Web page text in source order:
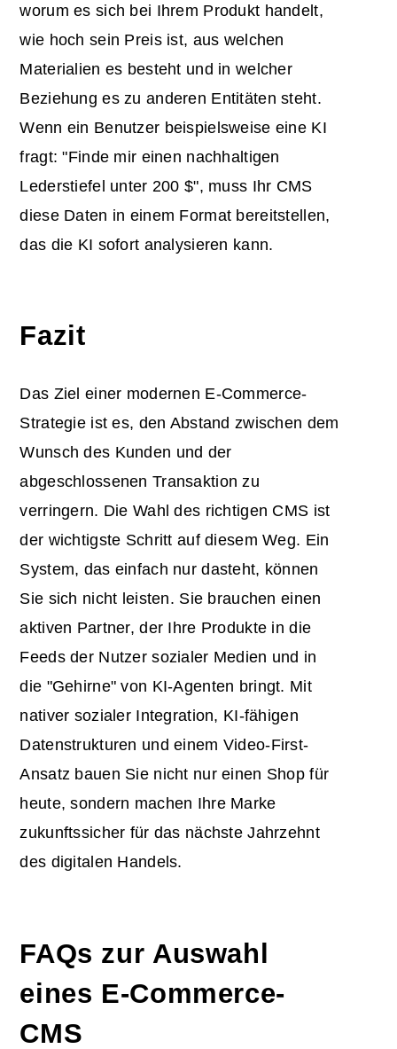
worum es sich bei Ihrem Produkt handelt,
wie hoch sein Preis ist, aus welchen
Materialien es besteht und in welcher
Beziehung es zu anderen Entitäten steht.
Wenn ein Benutzer beispielsweise eine KI
fragt: "Finde mir einen nachhaltigen
Lederstiefel unter 200 $", muss Ihr CMS
diese Daten in einem Format bereitstellen,
das die KI sofort analysieren kann.
Fazit
Das Ziel einer modernen E-Commerce-
Strategie ist es, den Abstand zwischen dem
Wunsch des Kunden und der
abgeschlossenen Transaktion zu
verringern. Die Wahl des richtigen CMS ist
der wichtigste Schritt auf diesem Weg. Ein
System, das einfach nur dasteht, können
Sie sich nicht leisten. Sie brauchen einen
aktiven Partner, der Ihre Produkte in die
Feeds der Nutzer sozialer Medien und in
die "Gehirne" von KI-Agenten bringt. Mit
nativer sozialer Integration, KI-fähigen
Datenstrukturen und einem Video-First-
Ansatz bauen Sie nicht nur einen Shop für
heute, sondern machen Ihre Marke
zukunftssicher für das nächste Jahrzehnt
des digitalen Handels.
FAQs zur Auswahl
eines E-Commerce-
CMS